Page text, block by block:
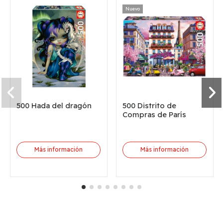
500 Hada del dragón
Más información
Nuevo
500 Distrito de
Compras de París
Más información